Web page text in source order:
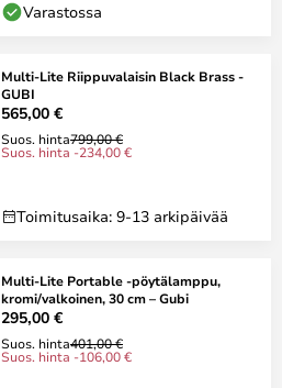
Varastossa
Multi-Lite Riippuvalaisin Black Brass -
GUBI
565,00 €
Suos. hinta799,00 €
Suos. hinta -234,00 €
Toimitusaika: 9-13 arkipäivää
Multi-Lite Portable -pöytälamppu,
kromi/valkoinen, 30 cm – Gubi
295,00 €
Suos. hinta401,00 €
Suos. hinta -106,00 €